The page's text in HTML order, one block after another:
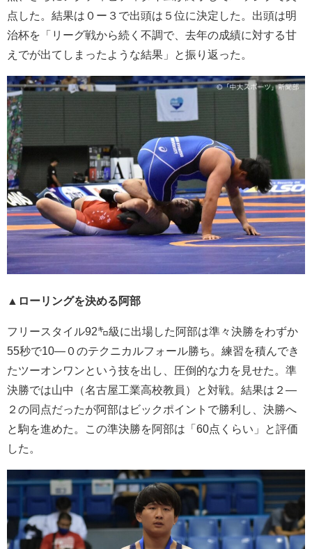
点した。結果は０ー３で出頭は５位に決定した。出頭は明
治杯を「リーグ戦から続く不調で、去年の成績に対する甘
えでが出てしまったような結果」と振り返った。
▲ローリングを決める阿部
フリースタイル92㌔級に出場した阿部は準々決勝をわずか
55秒で10―０のテクニカルフォール勝ち。練習を積んでき
たツーオンワンという技を出し、圧倒的な力を見せた。準
決勝では山中（名古屋工業高校教員）と対戦。結果は２―
２の同点だったが阿部はビックポイントで勝利し、決勝へ
と駒を進めた。この準決勝を阿部は「60点くらい」と評価
した。